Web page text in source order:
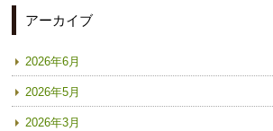
アーカイブ
2026年6月
2026年5月
2026年3月